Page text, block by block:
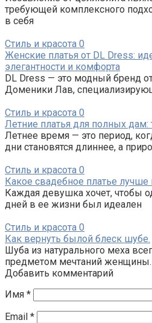
требующей комплексного
в себя
Стиль и красота 0
Женские платья от DL Dress:
элегантности и комфорта
DL Dress — это модный бренд
Доменики Лав,
Стиль и красота 0
Летние платья для полных дам:
Летнее время — это период,
дни становятся длиннее, а
Стиль и красота 0
Какое свадебное платье лучше
Каждая девушка хочет, чтобы
дней в ее жизни был идеален
Стиль и красота 0
Как вернуть былой блеск шубе.
Шуба из натурального меха
предметом мечтаний
Добавить комментарий
Имя *
Email *